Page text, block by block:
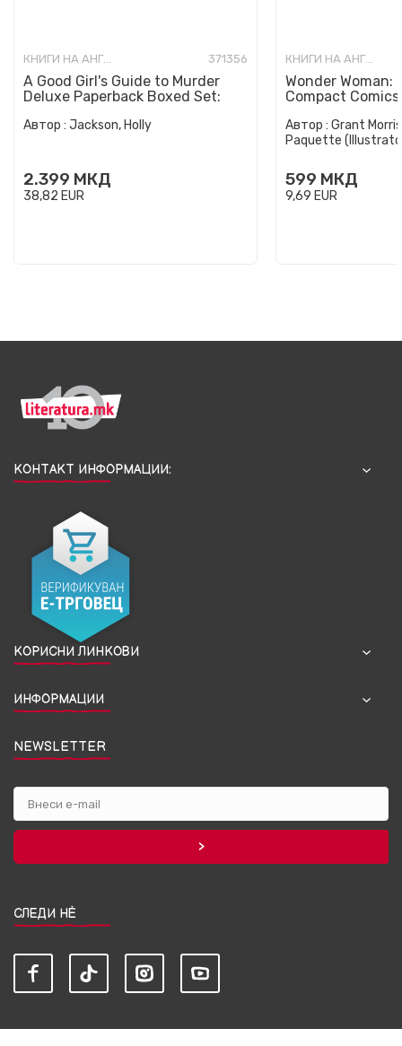
КНИГИ НА АНГЛИСКИ ЈАЗИК 371356
A Good Girl's Guide to Murder
Deluxe Paperback Boxed Set:
Автор : Jackson, Holly
2.399 МКД
38,82 EUR
КНИГИ НА АНГЛИСКИ ЈАЗИК
Wonder Woman:
Compact
Автор : Grant
Paquette
599 МКД
9,69 EUR
КОНТАКТ ИНФОРМАЦИИ:
КОРИСНИ ЛИНКОВИ
ИНФОРМАЦИИ
NEWSLETTER
СЛЕДИ НЀ